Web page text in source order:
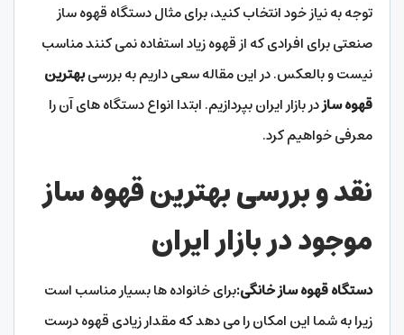
توجه به نیاز خود انتخاب کنید، برای مثال دستگاه قهوه ساز
صنعتی برای افرادی که از قهوه زیاد استفاده نمی کنند مناسب
نیست و بالعکس. در این مقاله سعی داریم به بررسیبهترین
قهوه سازدر بازار ایران بپردازیم. ابتدا انواع دستگاه های آن را
معرفی خواهیم کرد.
نقد و بررسی بهترین قهوه ساز
موجود در بازار ایران
دستگاه قهوه ساز خانگی:برای خانواده ها بسیار مناسب است
زیرا به شما این امکان را می دهد که مقدار زیادی قهوه درست